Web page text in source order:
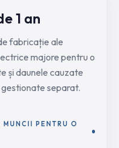
1 an
fabricație ale
majore pentru o
și daunele cauzate
separat.
MUNCII PENTRU O